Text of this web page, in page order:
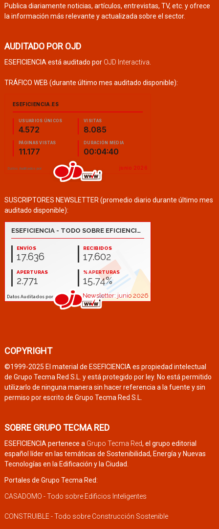
Publica diariamente noticias, artículos, entrevistas, TV, etc. y ofrece
la información más relevante y actualizada sobre el sector.
AUDITADO POR OJD
ESEFICIENCIA está auditado por OJD Interactiva
TRÁFICO WEB (durante último mes auditado disponible):
SUSCRIPTORES NEWSLETTER (promedio diario durante último mes
auditado disponible):
COPYRIGHT
©1999-2025 El material de ESEFICIENCIA es propiedad intelectual
de Grupo Tecma Red S.L. y está protegido por ley. No está permitido
utilizarlo de ninguna manera sin hacer referencia a la fuente y sin
permiso por escrito de Grupo Tecma Red S.L.
SOBRE GRUPO TECMA RED
ESEFICIENCIA pertenece a Grupo Tecma Red, el grupo editorial
español líder en las temáticas de Sostenibilidad, Energía y Nuevas
Tecnologías en la Edificación y la Ciudad.
Portales de Grupo Tecma Red:
CASADOMO - Todo sobre Edificios Inteligentes
CONSTRUIBLE - Todo sobre Construcción Sostenible